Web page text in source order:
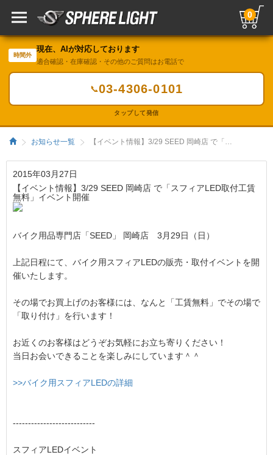
0
時間外
現在、AIが対応しております
適合確認・在庫確認・その他のご質問はお電話で
📞03-4306-0101
タップして発信
お知らせ一覧 【イベント情報】3/29 SEED 岡崎店 で「スフィアLED取付工賃無料」イベント開催／HIDキット｜LEDヘッドライト販売のスフィアライト
2015年03月27日
【イベント情報】3/29 SEED 岡崎店 で「スフィアLED取付工賃
無料」イベント開催
バイク用品専門店「SEED」 岡崎店 3月29日（日）
上記日程にて、バイク用スフィアLEDの販売・取付イベントを開
催いたします。
その場でお買上げのお客様には、なんと「工賃無料」でその場で
「取り付け」を行います！
お近くのお客様はどうぞお気軽にお立ち寄りください！
当日お会いできることを楽しみにしています＾＾
>>バイク用スフィアLEDの詳細
---------------------------
スフィアLEDイベント